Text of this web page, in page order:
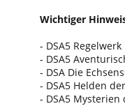
Wichtiger
- DSA5 Regelwerk
- DSA5
- DSA Die
- DSA5 Helden
- DSA5